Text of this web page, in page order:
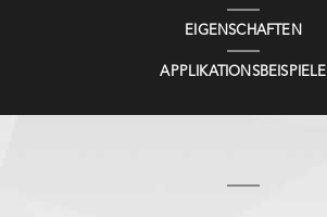
EIGENSCHAFTEN
APPLIKATIONSBEISPIELE